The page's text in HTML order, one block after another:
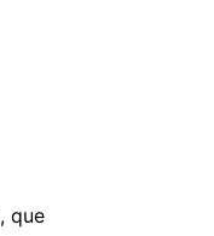
que